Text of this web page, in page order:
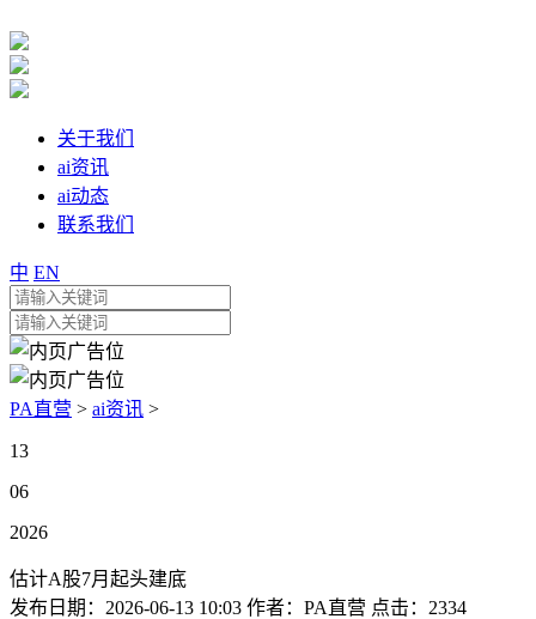
关于我们
ai资讯
ai动态
联系我们
中 EN
PA直营 > ai资讯 >
13
06
2026
估计A股7月起头建底
发布日期： 2026-06-13 10:03 作者： PA直营 点击： 2334